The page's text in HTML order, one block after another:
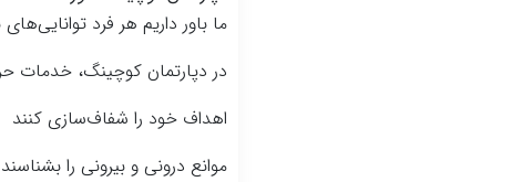
ما باور داریم هر فرد
در دپارتمان کوچینگ، خدمات
اهداف خود را شفاف‌سازی کنند
موانع درونی و بیرونی را بشناسند